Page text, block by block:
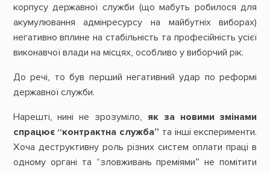
корпусу державної служби (що мабуть робилося для
акумулювання адмінресурсу на майбутніх виборах)
негативно вплине на стабільність та професійність усієї
виконавчої влади на місцях, особливо у виборчий рік.
До речі, то був перший негативний удар по реформі
державної служби.
Нарешті, нині не зрозуміло, як за новими змінами
спрацює “контрактна служба” та інші експерименти.
Хоча деструктивну роль різних систем оплати праці в
одному органі та “зловживань преміями” не помітити